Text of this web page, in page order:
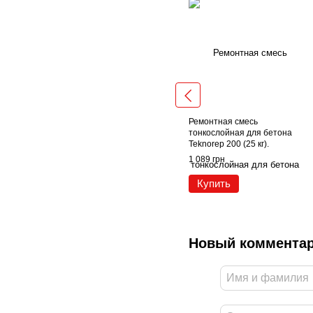
Ремонтная смесь
тонкослойная для бетона
Teknorep 200 (25 кг).
1 089 грн
Купить
Новый